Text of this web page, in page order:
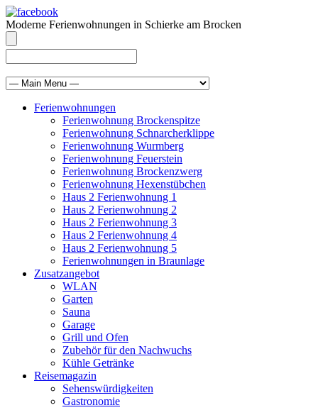
Moderne Ferienwohnungen in Schierke am Brocken
Ferienwohnungen
Ferienwohnung Brockenspitze
Ferienwohnung Schnarcherklippe
Ferienwohnung Wurmberg
Ferienwohnung Feuerstein
Ferienwohnung Brockenzwerg
Ferienwohnung Hexenstübchen
Haus 2 Ferienwohnung 1
Haus 2 Ferienwohnung 2
Haus 2 Ferienwohnung 3
Haus 2 Ferienwohnung 4
Haus 2 Ferienwohnung 5
Ferienwohnungen in Braunlage
Zusatzangebot
WLAN
Garten
Sauna
Garage
Grill und Ofen
Zubehör für den Nachwuchs
Kühle Getränke
Reisemagazin
Sehenswürdigkeiten
Gastronomie